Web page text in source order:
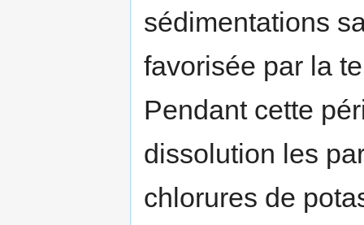
sédimentations
favorisée par la
Pendant cette
dissolution les
chlorures de